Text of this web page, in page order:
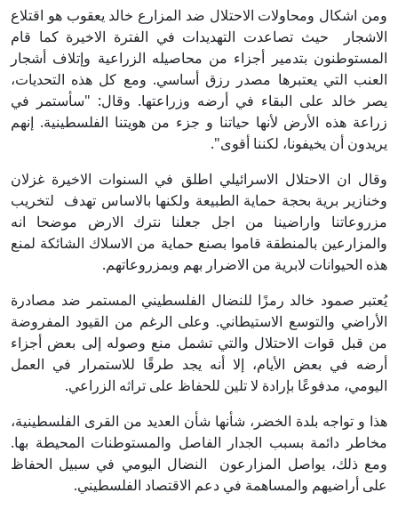
ومن اشكال ومحاولات الاحتلال ضد المزارع خالد يعقوب هو اقتلاع
الاشجار حيث تصاعدت التهديدات في الفترة الاخيرة كما قام
المستوطنون بتدمير أجزاء من محاصيله الزراعية وإتلاف أشجار
العنب التي يعتبرها مصدر رزق أساسي. ومع كل هذه التحديات،
يصر خالد على البقاء في أرضه وزراعتها. وقال: "سأستمر في
زراعة هذه الأرض لأنها حياتنا و جزء من هويتنا الفلسطينية. إنهم
يريدون أن يخيفونا، لكننا أقوى".
وقال ان الاحتلال الاسرائيلي اطلق في السنوات الاخيرة غزلان
وخنازير برية بحجة حماية الطبيعة ولكنها بالاساس تهدف لتخريب
مزروعاتنا واراضينا من اجل جعلنا نترك الارض موضحا انه
والمزارعين بالمنطقة قاموا بصنع حماية من الاسلاك الشائكة لمنع
هذه الحيوانات لابرية من الاضرار بهم وبمزروعاتهم.
يُعتبر صمود خالد رمزًا للنضال الفلسطيني المستمر ضد مصادرة
الأراضي والتوسع الاستيطاني. وعلى الرغم من القيود المفروضة
من قبل قوات الاحتلال والتي تشمل منع وصوله إلى بعض أجزاء
أرضه في بعض الأيام، إلا أنه يجد طرقًا للاستمرار في العمل
اليومي، مدفوعًا بإرادة لا تلين للحفاظ على تراثه الزراعي.
هذا و تواجه بلدة الخضر، شأنها شأن العديد من القرى الفلسطينية،
مخاطر دائمة بسبب الجدار الفاصل والمستوطنات المحيطة بها.
ومع ذلك، يواصل المزارعون النضال اليومي في سبيل الحفاظ
على أراضيهم والمساهمة في دعم الاقتصاد الفلسطيني.